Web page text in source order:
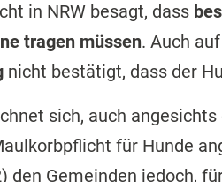
in NRW besagt, dass
tragen müssen. Auch
nicht bestätigt, dass der
sich, auch
für Hunde
den Gemeinden jedoch,